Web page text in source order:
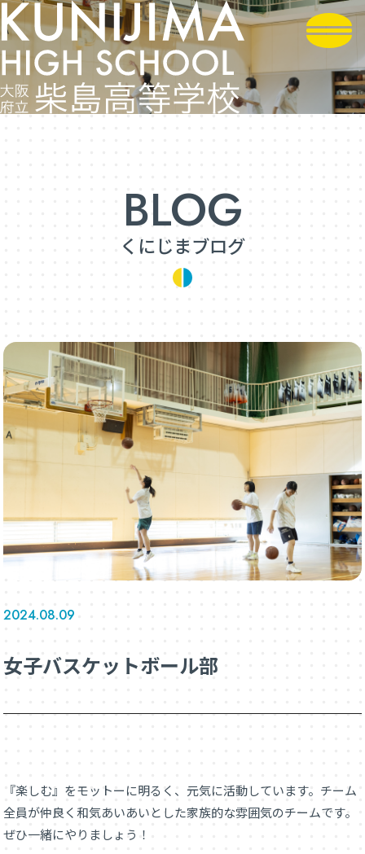
くにじまブログ
2024.08.09
女子バスケットボール部
『楽しむ』をモットーに明るく、元気に活動しています。チーム
全員が仲良く和気あいあいとした家族的な雰囲気のチームです。
ぜひ一緒にやりましょう！